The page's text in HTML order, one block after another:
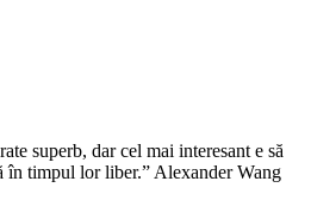
superb, dar cel mai interesant e să
în timpul lor liber.” Alexander Wang